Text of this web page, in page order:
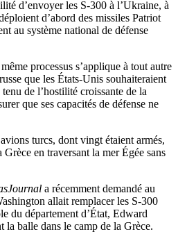
d’envoyer les S-300 à l’Ukraine, à
d’abord des missiles Patriot
au système national de défense
processus s’applique à tout autre
que les États-Unis souhaiteraient
de l’hostilité croissante de la
que ses capacités de défense ne
turcs, dont vingt étaient armés,
en traversant la mer Égée sans
a récemment demandé au
allait remplacer les S-300
du département d’État, Edward
la balle dans le camp de la Grèce.